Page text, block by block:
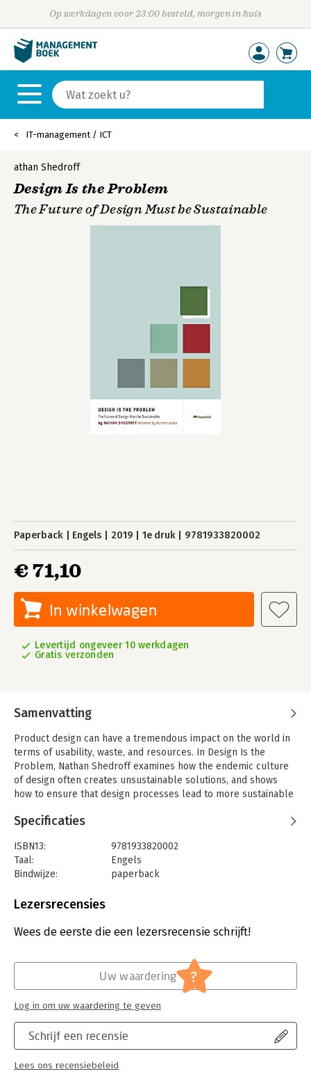
Op werkdagen voor 23:00 besteld, morgen in huis
IT-management / ICT
athan Shedroff
Design Is the Problem
The Future of Design Must be Sustainable
Paperback Engels 2019 1e druk 9781933820002
€ 71,10
In winkelwagen
Levertijd ongeveer 10 werkdagen
Gratis verzonden
Samenvatting
Product design can have a tremendous impact on the world in
terms of usability, waste, and resources. In Design Is the
Problem, Nathan Shedroff examines how the endemic culture
of design often creates unsustainable solutions, and shows
how to ensure that design processes lead to more sustainable
Specificaties
ISBN13:
9781933820002
Taal:
Engels
Bindwijze:
paperback
Uitgever:
Verschijningsdatum:
1-3-2019
IT-management / ICT
Lezersrecensies
Wees de eerste die een lezersrecensie schrijft!
Schrijf een recensie
Lees ons recensiebeleid
Uw waardering ?
Log in om uw waardering te geven